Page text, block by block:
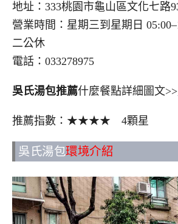
地址：333桃園市龜山區文化七路
營業時間：星期三到星期日
二公休
電話：033278975
吳氏湯包推薦什麼餐點詳細圖文>>
推薦指數：★★★★ 4顆星
吳氏湯包環境介紹